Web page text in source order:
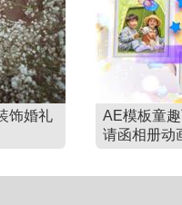
饰婚礼
AE模板童
请函相册动